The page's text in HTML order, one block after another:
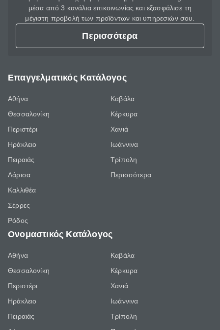
μέσα από 3 κανάλια επικοινωνίας και εξασφάλισε τη
μέγιστη προβολή των προϊόντων και υπηρεσιών σου.
Περισσότερα
Επαγγελματικός Κατάλογος
Αθήνα
Θεσσαλονίκη
Περιστέρι
Ηράκλειο
Πειραιάς
Λάρισα
Καλλιθέα
Σέρρες
Ρόδος
Καβάλα
Κέρκυρα
Χανιά
Ιωάννινα
Τρίπολη
Περισσότερα
Ονομαστικός Κατάλογος
Αθήνα
Θεσσαλονίκη
Περιστέρι
Ηράκλειο
Πειραιάς
Καβάλα
Κέρκυρα
Χανιά
Ιωάννινα
Τρίπολη